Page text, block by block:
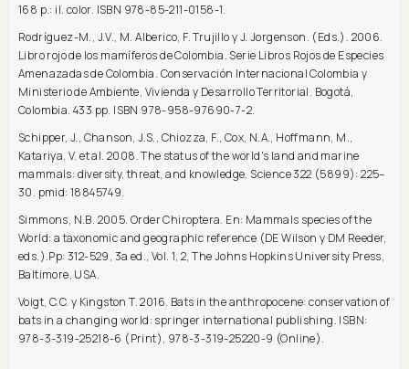
168 p.: il. color. ISBN 978-85-211-0158-1.
Rodríguez-M., J.V., M. Alberico, F. Trujillo y J. Jorgenson. (Eds.). 2006.
Libro rojo de los mamíferos de Colombia. Serie Libros Rojos de Especies
Amenazadas de Colombia. Conservación Internacional Colombia y
Ministerio de Ambiente, Vivienda y Desarrollo Territorial. Bogotá,
Colombia. 433 pp. ISBN 978-958-97690-7-2.
Schipper, J., Chanson, J.S., Chiozza, F., Cox, N.A., Hoffmann, M.,
Katariya, V. et al. 2008. The status of the world's land and marine
mammals: diversity, threat, and knowledge. Science 322 (5899): 225–
30. pmid: 18845749.
Simmons, N.B. 2005. Order Chiroptera. En: Mammals species of the
World: a taxonomic and geographic reference (DE Wilson y DM Reeder,
eds.).Pp: 312-529, 3a ed., Vol. 1, 2, The Johns Hopkins University Press,
Baltimore, USA.
Voigt, C.C. y Kingston T. 2016. Bats in the anthropocene: conservation of
bats in a changing world: springer international publishing. ISBN:
978-3-319-25218-6 (Print), 978-3-319-25220-9 (Online).